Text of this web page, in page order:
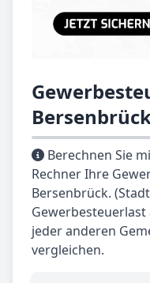
Berechnen Sie
Rechner Ihre
Bersenbrück.
jeder anderen
vergleichen.